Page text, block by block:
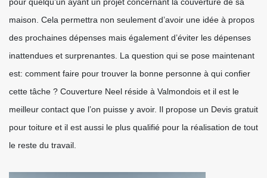
maison. Cela permettra non seulement d’avoir une idée à propos
des prochaines dépenses mais également d’éviter les dépenses
inattendues et surprenantes. La question qui se pose maintenant
est: comment faire pour trouver la bonne personne à qui confier
cette tâche ? Couverture Neel réside à Valmondois et il est le
meilleur contact que l’on puisse y avoir. Il propose un Devis gratuit
pour toiture et il est aussi le plus qualifié pour la réalisation de tout
le reste du travail.